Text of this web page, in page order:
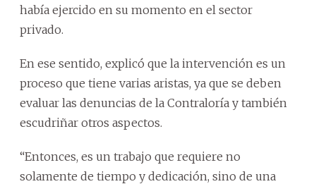
había ejercido en su momento en el sector
privado.
En ese sentido, explicó que la intervención es un
proceso que tiene varias aristas, ya que se deben
evaluar las denuncias de la Contraloría y también
escudriñar otros aspectos.
“Entonces, es un trabajo que requiere no
solamente de tiempo y dedicación, sino de una